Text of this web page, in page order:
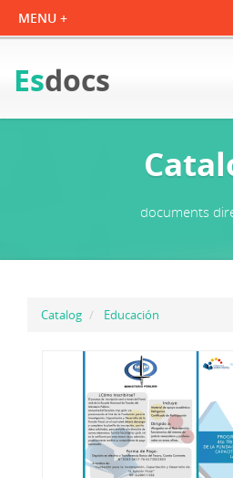
Esdocs
documents
Catalog Educación